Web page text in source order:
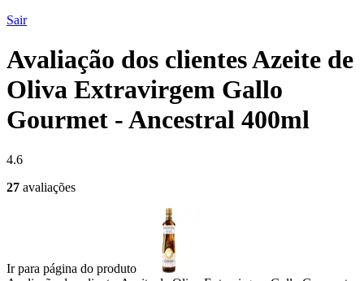
Sair
Avaliação dos clientes Azeite de
Oliva Extravirgem Gallo
Gourmet - Ancestral 400ml
4.6
27 avaliações
Ir para página do produto